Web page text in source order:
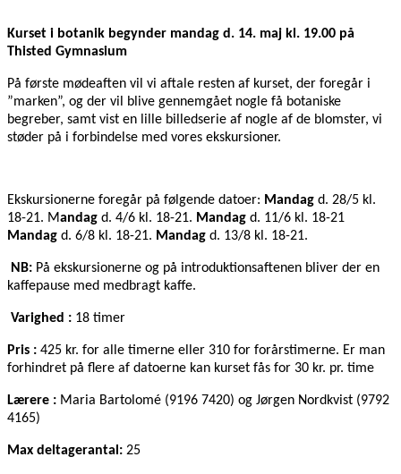
Kurset i botanik begynder mandag d. 14. maj kl. 19.00 på
Thisted Gymnasium
På første mødeaften vil vi aftale resten af kurset, der foregår i
”marken”, og der vil blive gennemgået nogle få botaniske
begreber, samt vist en lille billedserie af nogle af de blomster, vi
støder på i forbindelse med vores ekskursioner.
Ekskursionerne foregår på følgende datoer: Mandag d. 28/5 kl.
18-21. Mandag d. 4/6 kl. 18-21. Mandag d. 11/6 kl. 18-21
Mandag d. 6/8 kl. 18-21. Mandag d. 13/8 kl. 18-21.
NB: På ekskursionerne og på introduktionsaftenen bliver der en
kaffepause med medbragt kaffe.
Varighed : 18 timer
Pris : 425 kr. for alle timerne eller 310 for forårstimerne. Er man
forhindret på flere af datoerne kan kurset fås for 30 kr. pr. time
Lærere : Maria Bartolomé (9196 7420) og Jørgen Nordkvist (9792
4165)
Max deltagerantal: 25